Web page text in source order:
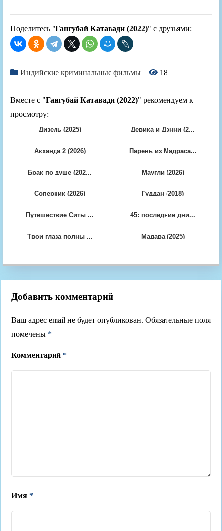
Поделитесь "Гангубай Катавади (2022)" с друзьями:
Индийские криминальные фильмы 18
Вместе с "Гангубай Катавади (2022)" рекомендуем к
просмотру:
Дизель (2025) Девика и Дэнни (2...
Акханда 2 (2026) Парень из Мадраса...
Брак по душе (202... Маугли (2026)
Соперник (2026) Гуддан (2018)
Путешествие Ситы ... 45: последние дни...
Твои глаза полны ... Мадава (2025)
Добавить комментарий
Ваш адрес email не будет опубликован. Обязательные поля
помечены *
Комментарий *
Имя *